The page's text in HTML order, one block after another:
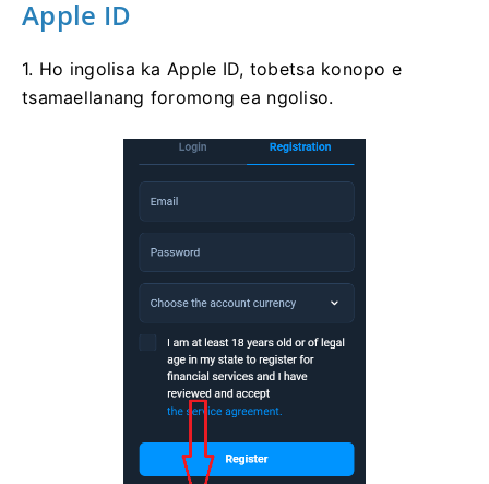
Apple ID
1. Ho ingolisa ka Apple ID, tobetsa konopo e
tsamaellanang foromong ea ngoliso.